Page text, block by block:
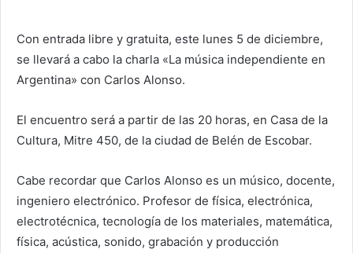
Con entrada libre y gratuita, este lunes 5 de diciembre,
se llevará a cabo la charla «La música independiente en
Argentina» con Carlos Alonso.
El encuentro será a partir de las 20 horas, en Casa de la
Cultura, Mitre 450, de la ciudad de Belén de Escobar.
Cabe recordar que Carlos Alonso es un músico, docente,
ingeniero electrónico. Profesor de física, electrónica,
electrotécnica, tecnología de los materiales, matemática,
física, acústica, sonido, grabación y producción